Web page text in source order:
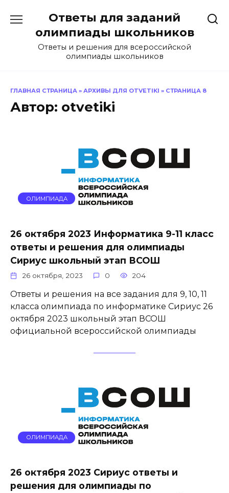
содержанию
Ответы для заданий
олимпиады школьников
Ответы и решения для всероссийской
олимпиады школьников
ГЛАВНАЯ СТРАНИЦА » АРХИВЫ ДЛЯ OTVETIKI » СТРАНИЦА 8
Автор: otvetiki
ОЛИМПИАДА
26 октября 2023 Информатика 9-11 класс
ответы и решения для олимпиады
Сириус школьный этап ВСОШ
26 октября, 2023 0 204
Ответы и решения на все задания для 9, 10, 11
класса олимпиада по информатике Сириус 26
октября 2023 школьный этап ВСОШ
официальной всероссийской олимпиады
ОЛИМПИАДА
26 октября 2023 Сириус ответы и
решения для олимпиады по